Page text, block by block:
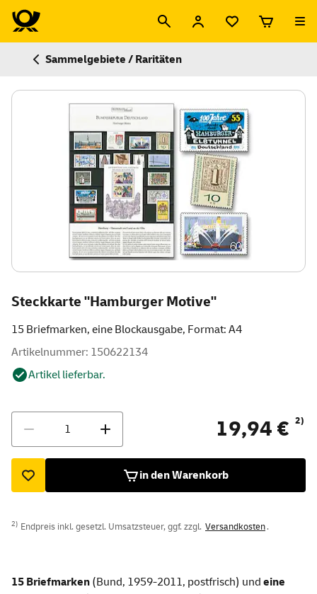
Sammelgebiete / Raritäten
Steckkarte "Hamburger Motive"
15 Briefmarken, eine Blockausgabe, Format: A4
Artikelnummer: 150622134
Artikel lieferbar.
19,94 € 2)
in den Warenkorb
2) Endpreis inkl. gesetzl. Umsatzsteuer, ggf. zzgl. Versandkosten.
15 Briefmarken (Bund, 1959-2011, postfrisch) und eine